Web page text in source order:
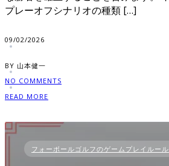
プレーオフシナリオの種類 […]
09/02/2026
BY 山本健一
NO COMMENTS
READ MORE
フォーボールゴルフのゲームプレイルール